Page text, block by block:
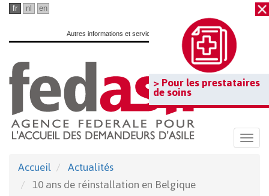
Passer
contenu
principal
> Pour les prestataires
de soins
fr nl en
Autres informations et services officiels :www.belgium.be
Accueil
Actualités
10 ans de réinstallation en Belgique